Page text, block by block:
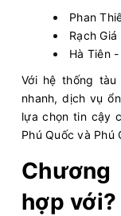
Phan
Rạch
Hà Tiên
Với hệ thống
nhanh, dịch vụ
lựa chọn tin cậy
Phú Quốc và Phú
hợp với?